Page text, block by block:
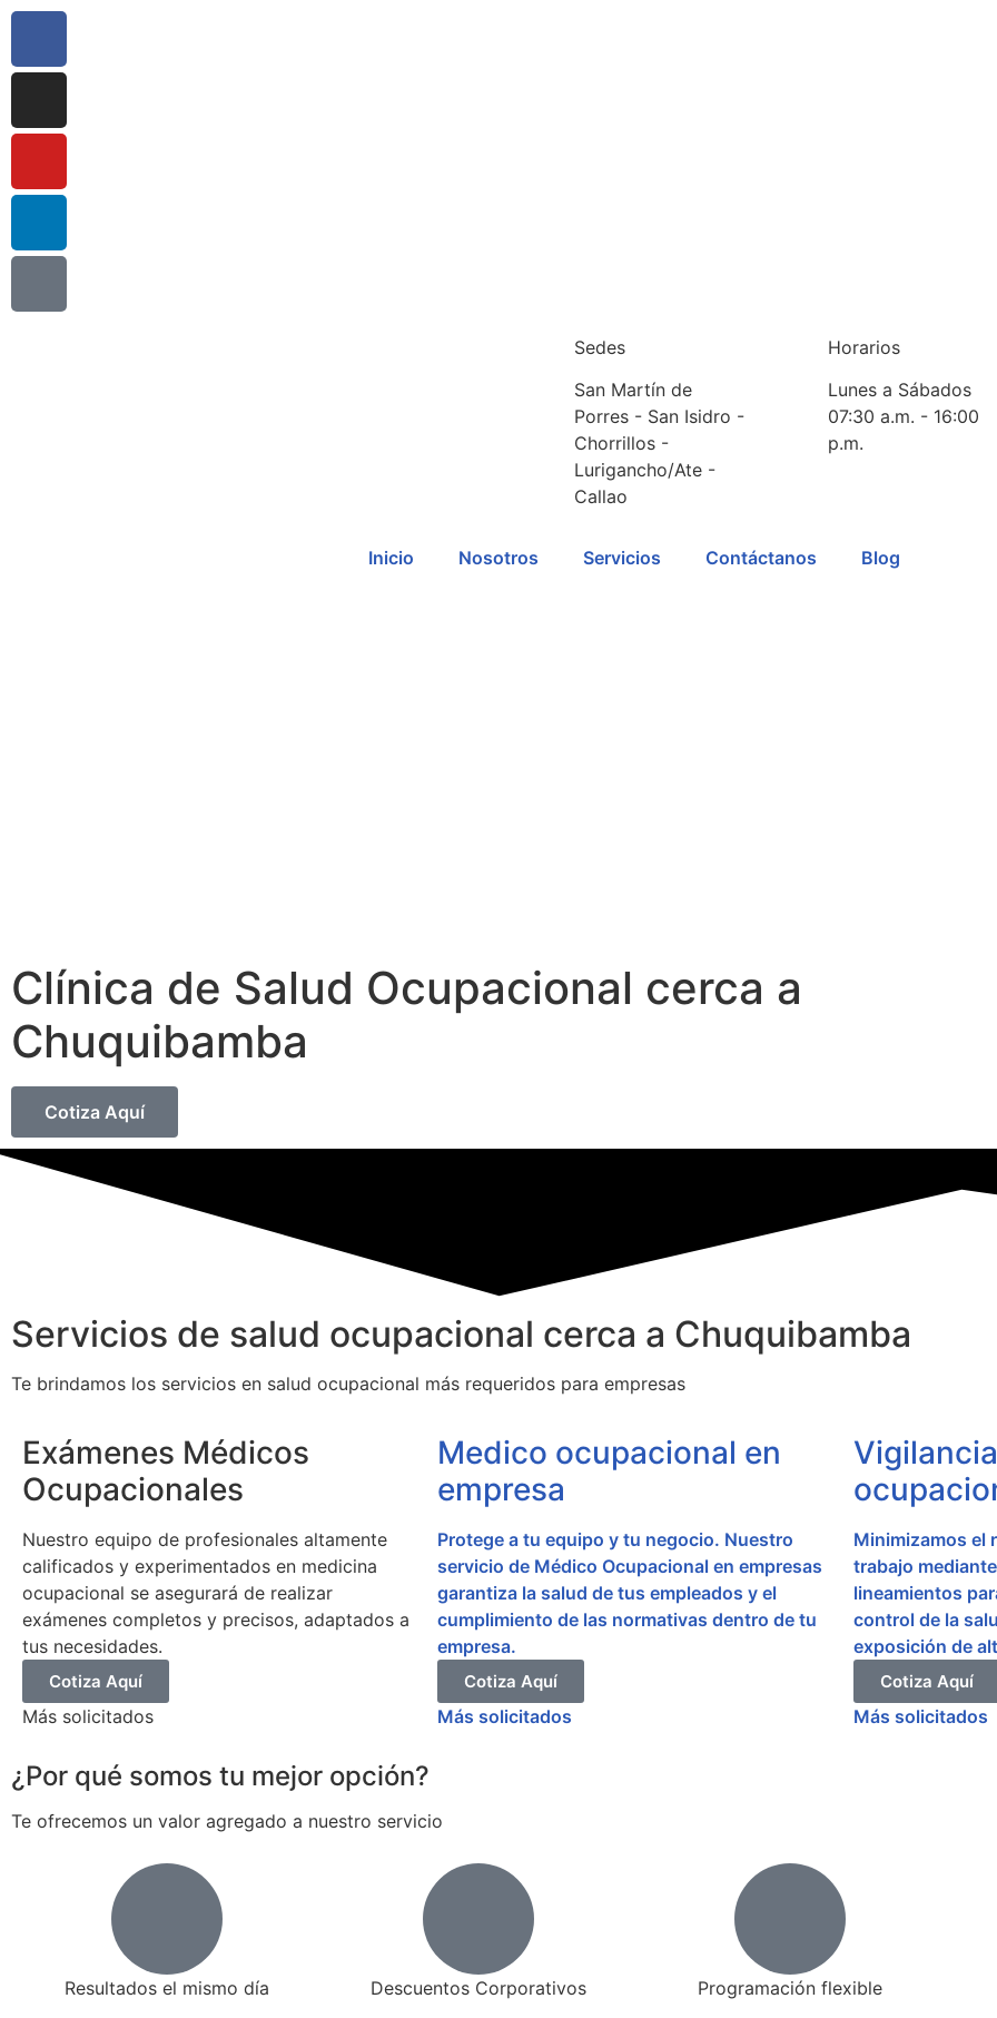
Sedes
San Martín de
Porres - San Isidro -
Chorrillos -
Lurigancho/Ate -
Callao
Horarios
Lunes a Sábados
07:30 a.m. - 16:00
p.m.
Inicio Nosotros Servicios Contáctanos Blog
Clínica de Salud Ocupacional cerca a
Chuquibamba
Cotiza Aquí
Servicios de salud ocupacional cerca a Chuquibamba
Te brindamos los servicios en salud ocupacional más requeridos para empresas
Exámenes Médicos
Ocupacionales
Nuestro equipo de profesionales altamente
calificados y experimentados en medicina
ocupacional se asegurará de realizar
exámenes completos y precisos, adaptados a
tus necesidades.
Cotiza Aquí
Más solicitados
Medico ocupacional en
empresa
Protege a tu equipo y tu negocio. Nuestro
servicio de Médico Ocupacional en empresas
garantiza la salud de tus empleados y el
cumplimiento de las normativas dentro de tu
empresa.
Cotiza Aquí
Más solicitados
Minimizamos el
trabajo
lineamientos
control de la
exposición de
Cotiza Aquí
Más solicitados
¿Por qué somos tu mejor opción?
Te ofrecemos un valor agregado a nuestro servicio
Resultados el mismo día
Descuentos Corporativos
Programación flexible